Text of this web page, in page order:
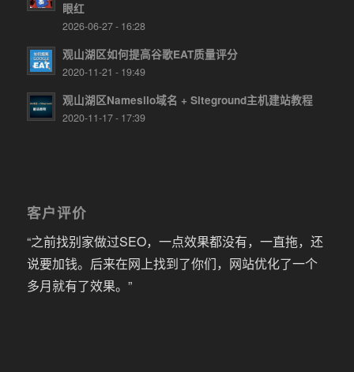
眼红
2026-06-27 - 16:28
观山湖区如何提高谷歌EAT质量评分
2020-11-21 - 19:49
观山湖区Namesilo域名 + Siteground主机建站教程
2020-11-17 - 17:39
客户评价
“之前找别家做过SEO，一点效果都没有，一直拖，还
说要加钱。后来在网上找到了你们，网站优化了一个
多月就有了效果。”